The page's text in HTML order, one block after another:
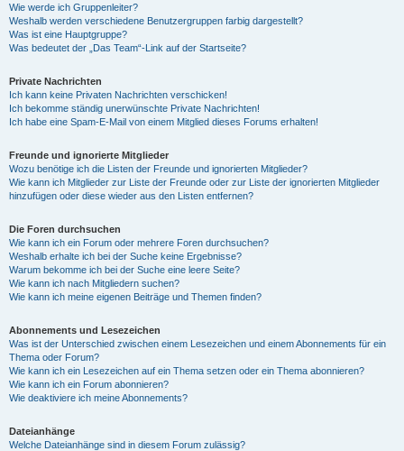
Wie werde ich Gruppenleiter?
Weshalb werden verschiedene Benutzergruppen farbig dargestellt?
Was ist eine Hauptgruppe?
Was bedeutet der „Das Team“-Link auf der Startseite?
Private Nachrichten
Ich kann keine Privaten Nachrichten verschicken!
Ich bekomme ständig unerwünschte Private Nachrichten!
Ich habe eine Spam-E-Mail von einem Mitglied dieses Forums erhalten!
Freunde und ignorierte Mitglieder
Wozu benötige ich die Listen der Freunde und ignorierten Mitglieder?
Wie kann ich Mitglieder zur Liste der Freunde oder zur Liste der ignorierten Mitglieder
hinzufügen oder diese wieder aus den Listen entfernen?
Die Foren durchsuchen
Wie kann ich ein Forum oder mehrere Foren durchsuchen?
Weshalb erhalte ich bei der Suche keine Ergebnisse?
Warum bekomme ich bei der Suche eine leere Seite?
Wie kann ich nach Mitgliedern suchen?
Wie kann ich meine eigenen Beiträge und Themen finden?
Abonnements und Lesezeichen
Was ist der Unterschied zwischen einem Lesezeichen und einem Abonnements für ein
Thema oder Forum?
Wie kann ich ein Lesezeichen auf ein Thema setzen oder ein Thema abonnieren?
Wie kann ich ein Forum abonnieren?
Wie deaktiviere ich meine Abonnements?
Dateianhänge
Welche Dateianhänge sind in diesem Forum zulässig?